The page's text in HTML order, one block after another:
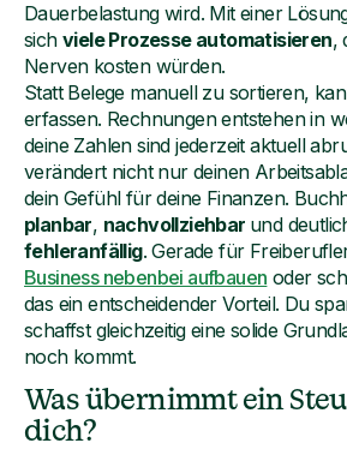
Dauerbelastung wird. Mit einer
sich viele Prozesse automatisieren,
Nerven kosten würden.
Statt Belege manuell zu sortieren,
erfassen. Rechnungen entstehen in
deine Zahlen sind jederzeit aktuell
verändert nicht nur deinen
dein Gefühl für deine Finanzen.
planbar, nachvollziehbar und
fehleranfällig. Gerade für
Business nebenbei aufbauen oder
das ein entscheidender Vorteil. Du
schaffst gleichzeitig eine solide
noch kommt.
Was übernimmt ein
dich?